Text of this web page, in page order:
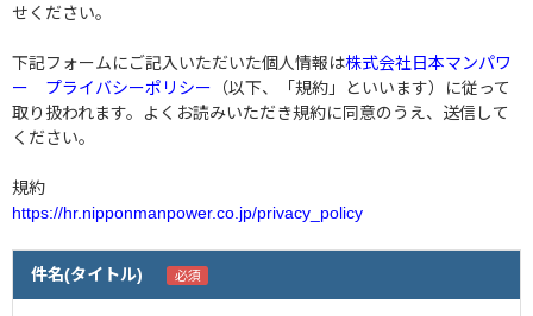
ご利用ガイド
個人のお客様
企業情報
採用情報
せください。
下記フォームにご記入いただいた個人情報は株式会社日本マンパワ
ー プライバシーポリシー （以下、「規約」といいます）に従って
取り扱われます。よくお読みいただき規約に同意のうえ、送信して
ください。
規約
https://hr.nipponmanpower.co.jp/privacy_policy
件名(タイトル)